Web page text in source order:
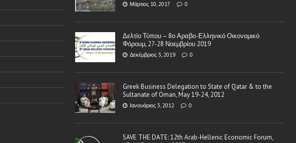
Μάρτιος 10, 2017 0
Δελτίο Τύπου – 8ο Αραβο-Ελληνικό Οικονομικό
Φόρουμ, 27-28 Νοεμβρίου 2019
Δεκέμβριος 3, 2019 0
Greek Business Delegation to State of Qatar & to the
Sultanate of Oman, May 19-24, 2012
Ιανουάριος 3, 2012 0
SAVE THE DATE: 12th Arab-Hellenic Economic Forum,